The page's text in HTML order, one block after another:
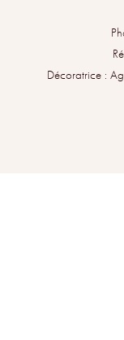
Décoratrice :